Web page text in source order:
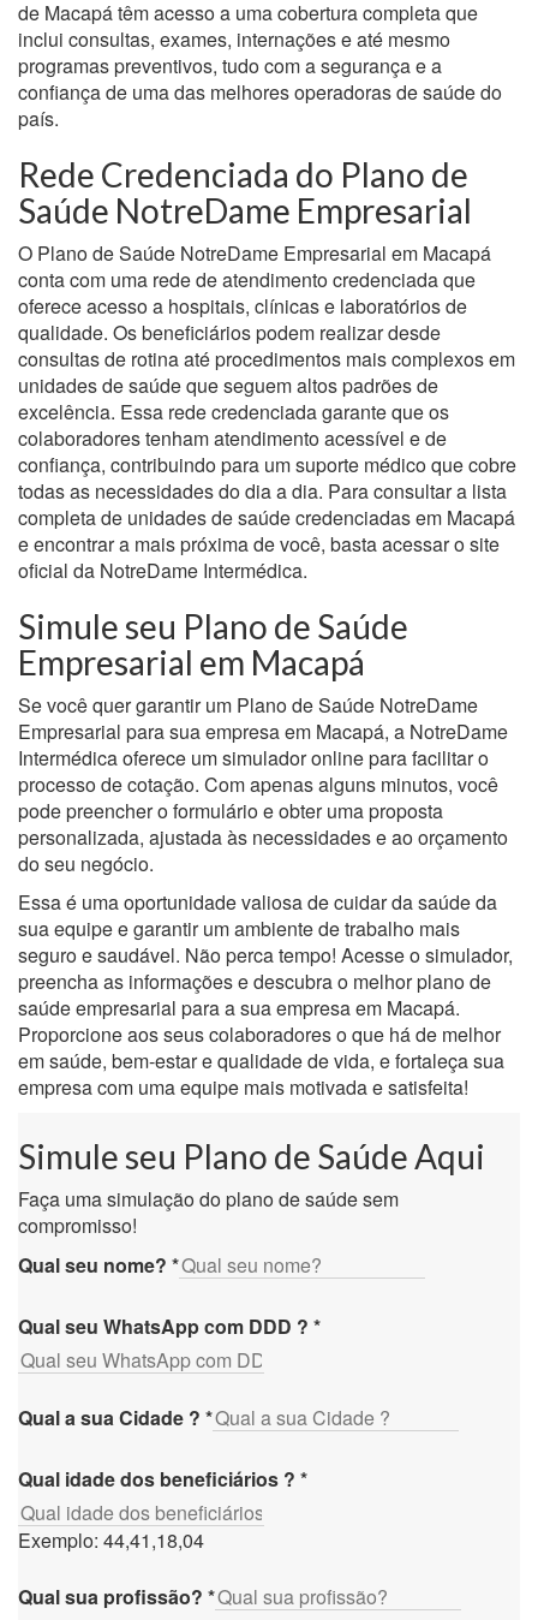
de Macapá têm acesso a uma cobertura completa que
inclui consultas, exames, internações e até mesmo
programas preventivos, tudo com a segurança e a
confiança de uma das melhores operadoras de saúde do
país.
Rede Credenciada do Plano de
Saúde NotreDame Empresarial
O Plano de Saúde NotreDame Empresarial em Macapá
conta com uma rede de atendimento credenciada que
oferece acesso a hospitais, clínicas e laboratórios de
qualidade. Os beneficiários podem realizar desde
consultas de rotina até procedimentos mais complexos em
unidades de saúde que seguem altos padrões de
excelência. Essa rede credenciada garante que os
colaboradores tenham atendimento acessível e de
confiança, contribuindo para um suporte médico que cobre
todas as necessidades do dia a dia. Para consultar a lista
completa de unidades de saúde credenciadas em Macapá
e encontrar a mais próxima de você, basta acessar o site
oficial da NotreDame Intermédica.
Simule seu Plano de Saúde
Empresarial em Macapá
Se você quer garantir um Plano de Saúde NotreDame
Empresarial para sua empresa em Macapá, a NotreDame
Intermédica oferece um simulador online para facilitar o
processo de cotação. Com apenas alguns minutos, você
pode preencher o formulário e obter uma proposta
personalizada, ajustada às necessidades e ao orçamento
do seu negócio.
Essa é uma oportunidade valiosa de cuidar da saúde da
sua equipe e garantir um ambiente de trabalho mais
seguro e saudável. Não perca tempo! Acesse o simulador,
preencha as informações e descubra o melhor plano de
saúde empresarial para a sua empresa em Macapá.
Proporcione aos seus colaboradores o que há de melhor
em saúde, bem-estar e qualidade de vida, e fortaleça sua
empresa com uma equipe mais motivada e satisfeita!
Simule seu Plano de Saúde Aqui
Faça uma simulação do plano de saúde sem
compromisso!
Qual seu nome? *
Qual seu WhatsApp com DDD ? *
Qual a sua Cidade ? *
Qual idade dos beneficiários ? *
Exemplo: 44,41,18,04
Qual sua profissão? *